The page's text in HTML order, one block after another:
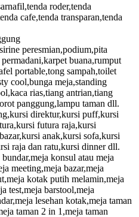
roder,tenda
cafe,tenda transparan,tenda
peresmian,podium,pita
buana,rumput
portable,tong sampah,toilet
cool,bunga meja,standing
rias,tiang antrian,tiang
panggung,lampu taman dll.
direktur,kursi puff,kursi
futura raja,kursi
anak,kursi sofa,kursi
raja dan ratu,kursi dinner dll.
konsul atau meja
meeting,meja bazar,meja
kotak putih melamin,meja
test,meja barstool,meja
lesehan kotak,meja taman
taman 2 in 1,meja taman